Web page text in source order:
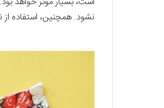
نشود. همچنین، استفاده